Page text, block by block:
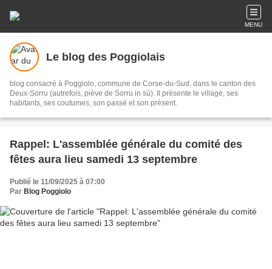
MENU
Le blog des Poggiolais
blog consacré à Poggiolo, commune de Corse-du-Sud, dans le canton des
Deux-Sorru (autrefois, piève de Sorru in sù). Il présente le village, ses
habitants, ses coutumes, son passé et son présent.
Rappel: L'assemblée générale du comité des
fêtes aura lieu samedi 13 septembre
Publié le 11/09/2025 à 07:00
Par Blog Poggiolo